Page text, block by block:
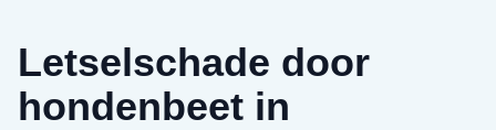
Letselschade door
hondenbeet in